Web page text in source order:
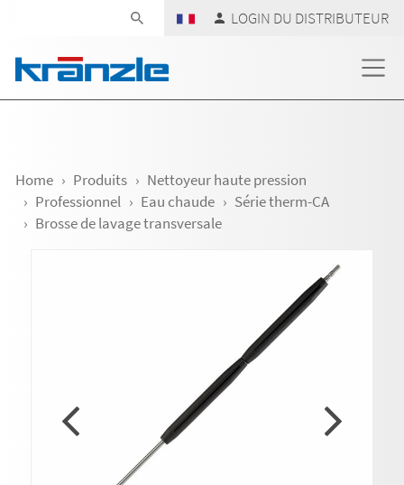
LOGIN DU DISTRIBUTEUR
Home Produits
Nettoyeur haute pression
Professionnel
Eau chaude
Série therm-CA
Brosse de lavage transversale